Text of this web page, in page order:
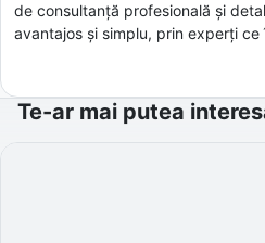
de consultanță profesională și
avantajos și simplu, prin experți ce
Te-ar mai putea